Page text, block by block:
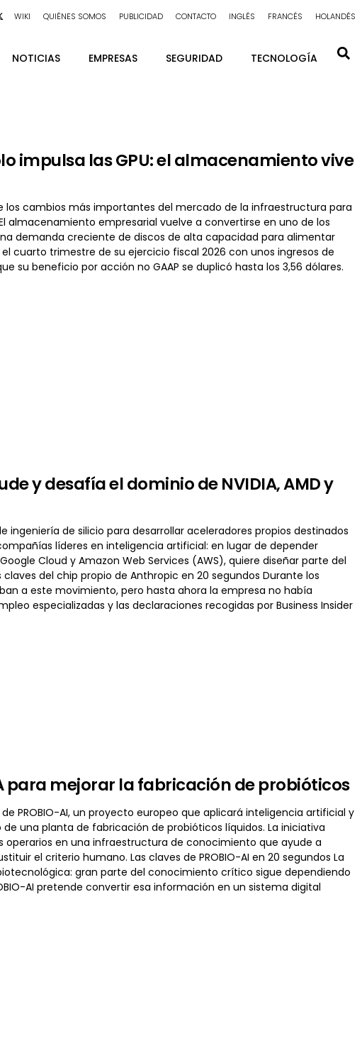
WIKI QUIÉNES SOMOS PUBLICIDAD CONTACTO INGLÉS FRANCÉS HOLANDÉS
NOTICIAS EMPRESAS SEGURIDAD TECNOLOGÍA
impulsa las GPU: el almacenamiento vive
cambios más importantes del mercado de la infraestructura para
almacenamiento empresarial vuelve a convertirse en uno de los
demanda creciente de discos de alta capacidad para alimentar
cuarto trimestre de su ejercicio fiscal 2026 con unos ingresos de
su beneficio por acción no GAAP se duplicó hasta los 3,56 dólares.
y desafía el dominio de NVIDIA, AMD y
de silicio para desarrollar aceleradores propios destinados
líderes en inteligencia artificial: en lugar de depender
Cloud y Amazon Web Services (AWS), quiere diseñar parte del
del chip propio de Anthropic en 20 segundos Durante los
a este movimiento, pero hasta ahora la empresa no había
especializadas y las declaraciones recogidas por Business Insider
para mejorar la fabricación de probióticos
PROBIO-AI, un proyecto europeo que aplicará inteligencia artificial y
una planta de fabricación de probióticos líquidos. La iniciativa
en una infraestructura de conocimiento que ayude a
el criterio humano. Las claves de PROBIO-AI en 20 segundos La
gran parte del conocimiento crítico sigue dependiendo
AI pretende convertir esa información en un sistema digital